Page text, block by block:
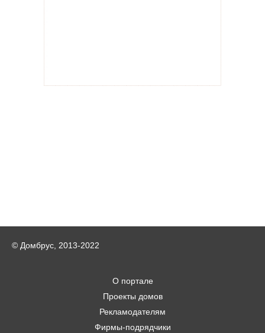
© Домбрус, 2013-2022
О портале
Проекты домов
Рекламодателям
Фирмы-подрядчики